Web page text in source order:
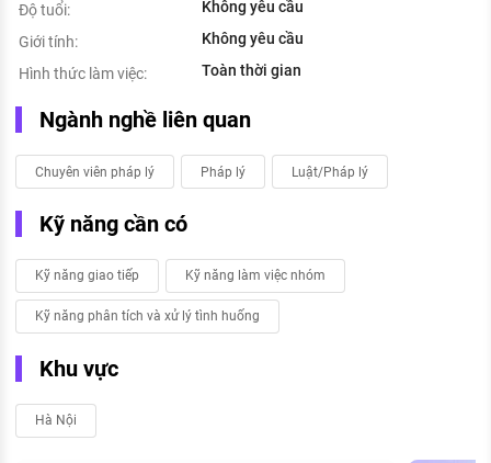
Độ tuổi:
Không yêu cầu
Giới tính:
Không yêu cầu
Hình thức làm việc:
Toàn thời gian
Ngành nghề liên quan
Chuyên viên pháp lý Pháp lý Luật/Pháp lý
Kỹ năng cần có
Kỹ năng giao tiếp Kỹ năng làm việc nhóm
Kỹ năng phân tích và xử lý tình huống
Khu vực
Hà Nội